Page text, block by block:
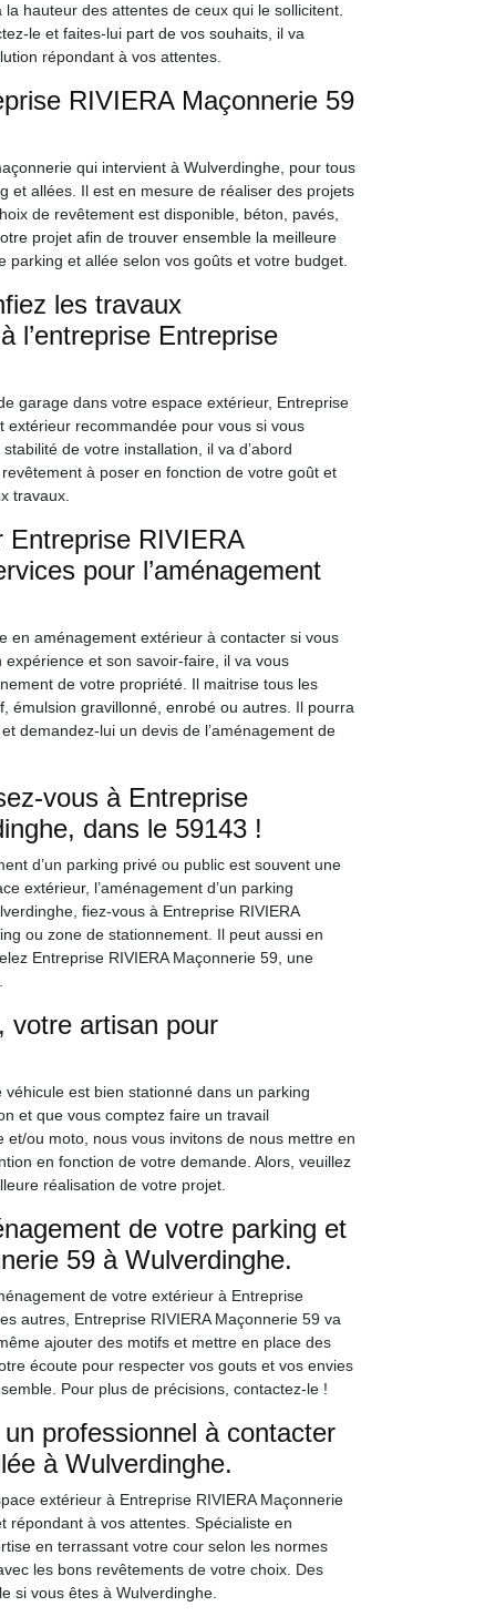
hauteur des attentes de ceux qui le sollicitent.
le et faites-lui part de vos souhaits, il va
répondant à vos attentes.
RIVIERA Maçonnerie 59
qui intervient à Wulverdinghe, pour tous
et allées. Il est en mesure de réaliser des projets
de revêtement est disponible, béton, pavés,
projet afin de trouver ensemble la meilleure
et allée selon vos goûts et votre budget.
les travaux
l’entreprise Entreprise
garage dans votre espace extérieur, Entreprise
extérieur recommandée pour vous si vous
de votre installation, il va d’abord
à poser en fonction de votre goût et
travaux.
Entreprise RIVIERA
pour l’aménagement
en aménagement extérieur à contacter si vous
et son savoir-faire, il va vous
de votre propriété. Il maitrise tous les
émulsion gravillonné, enrobé ou autres. Il pourra
demandez-lui un devis de l’aménagement de
vous à Entreprise
dans le 59143 !
d’un parking privé ou public est souvent une
extérieur, l’aménagement d’un parking
fiez-vous à Entreprise RIVIERA
ou zone de stationnement. Il peut aussi en
Entreprise RIVIERA Maçonnerie 59, une
votre artisan pour
véhicule est bien stationné dans un parking
et que vous comptez faire un travail
et/ou moto, nous vous invitons de nous mettre en
en fonction de votre demande. Alors, veuillez
réalisation de votre projet.
de votre parking et
59 à Wulverdinghe.
de votre extérieur à Entreprise
autres, Entreprise RIVIERA Maçonnerie 59 va
ajouter des motifs et mettre en place des
écoute pour respecter vos gouts et vos envies
Pour plus de précisions, contactez-le !
professionnel à contacter
à Wulverdinghe.
extérieur à Entreprise RIVIERA Maçonnerie
répondant à vos attentes. Spécialiste en
en terrassant votre cour selon les normes
les bons revêtements de votre choix. Des
si vous êtes à Wulverdinghe.